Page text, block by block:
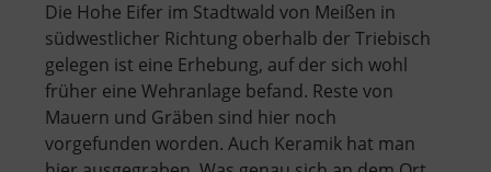
Die Hohe Eifer im Stadtwald von Meißen in
südwestlicher Richtung oberhalb der Triebisch
gelegen ist eine Erhebung, auf der sich wohl
früher eine Wehranlage befand. Reste von
Mauern und Gräben sind hier noch
vorgefunden worden. Auch Keramik hat man